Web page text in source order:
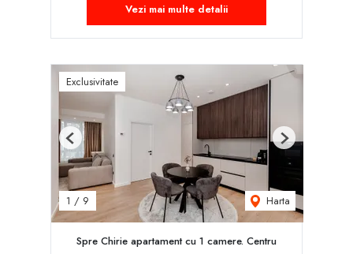
Vezi mai multe detalii
Exclusivitate
1 / 9 Harta
Previous Next
Spre Chirie apartament cu 1 camere. Centru